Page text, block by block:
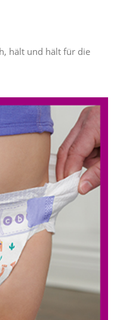
hält und hält für die